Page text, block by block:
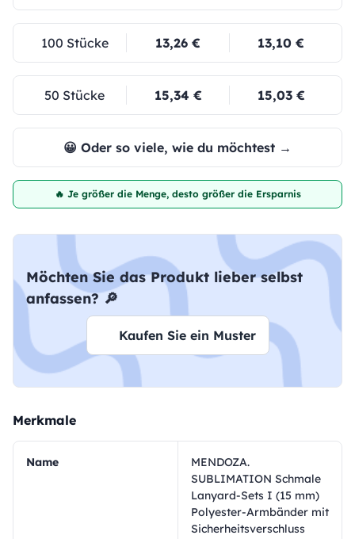
100 Stücke 13,26 € 13,10 €
50 Stücke 15,34 € 15,03 €
😀 Oder so viele, wie du möchtest →
🔥 Je größer die Menge, desto größer die Ersparnis
Möchten Sie das Produkt lieber selbst
anfassen? 🔎
Kaufen Sie ein Muster
Merkmale
Name
MENDOZA.
SUBLIMATION Schmale
Lanyard-Sets I (15 mm)
Polyester-Armbänder mit
Sicherheitsverschluss